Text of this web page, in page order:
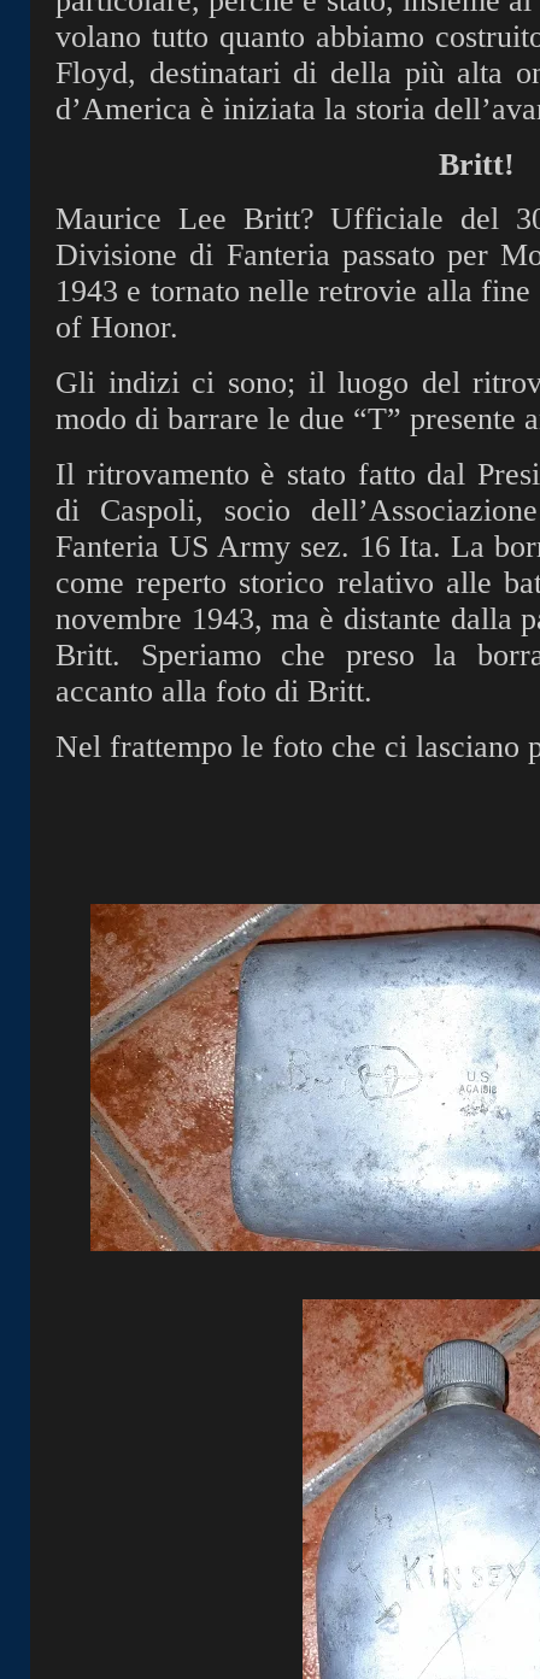
volano tutto quanto abbiamo
Floyd, destinatari di della più alta
d’America è iniziata la storia
Britt!
Maurice Lee Britt? Ufficiale del
Divisione di Fanteria passato per
1943 e tornato nelle retrovie alla
of Honor.
Gli indizi ci sono; il luogo del
modo di barrare le due “T” presente
Il ritrovamento è stato fatto dal
di Caspoli, socio
Fanteria US Army sez. 16 Ita. La
come reperto storico relativo alle
novembre 1943, ma è distante dalla
Britt. Speriamo che preso la
accanto alla foto di Britt.
Nel frattempo le foto che ci lasciano